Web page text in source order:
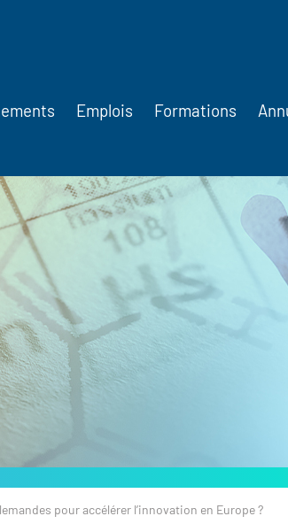
Emplois Formations
pour accélérer l’innovation en Europe ?